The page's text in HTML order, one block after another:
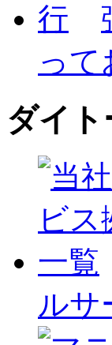
って
ダイ
ルサ